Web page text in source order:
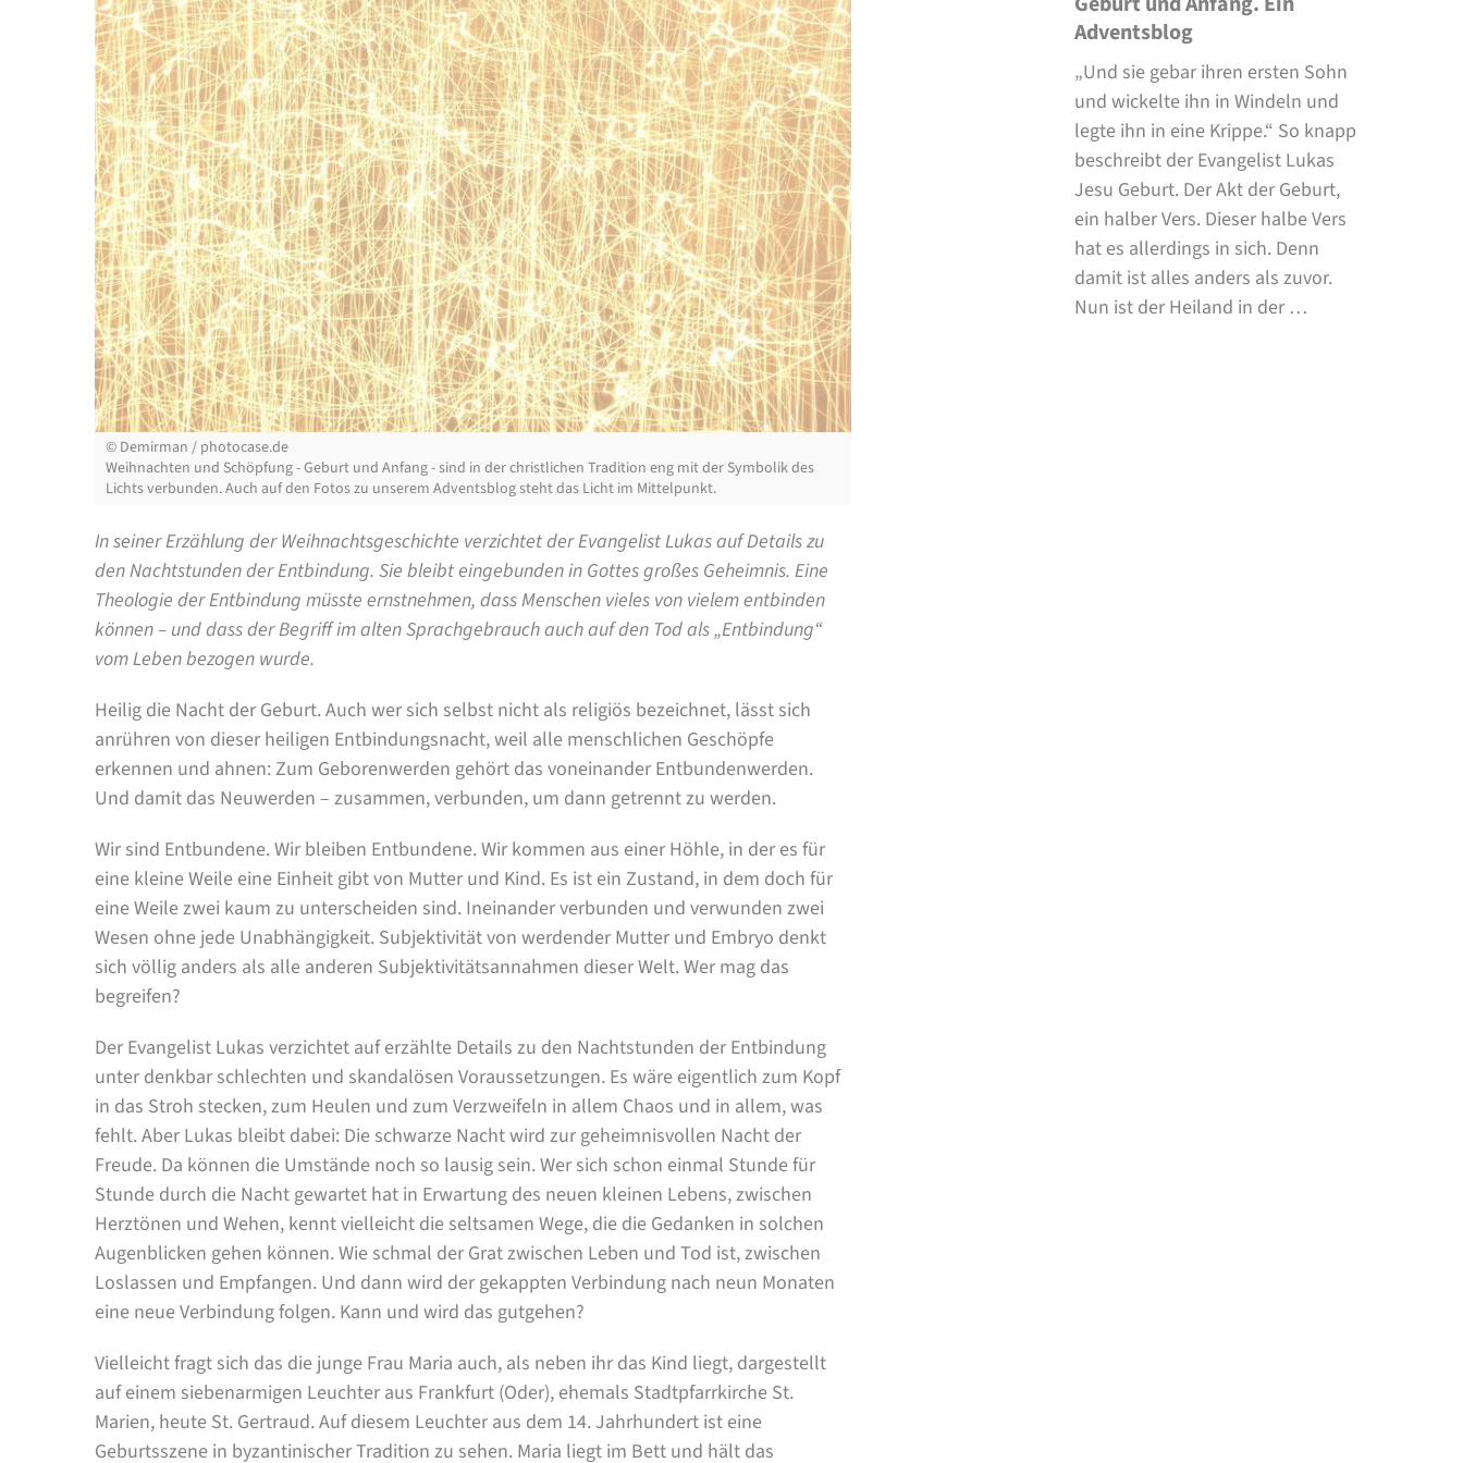
© Demirman / photocase.de
Weihnachten und Schöpfung - Geburt und Anfang - sind in der christlichen Tradition eng mit der Symbolik des
Lichts verbunden. Auch auf den Fotos zu unserem Adventsblog steht das Licht im Mittelpunkt.
In seiner Erzählung der Weihnachtsgeschichte verzichtet der Evangelist Lukas auf Details zu
den Nachtstunden der Entbindung. Sie bleibt eingebunden in Gottes großes Geheimnis. Eine
Theologie der Entbindung müsste ernstnehmen, dass Menschen vieles von vielem entbinden
können – und dass der Begriff im alten Sprachgebrauch auch auf den Tod als „Entbindung“
vom Leben bezogen wurde.
Heilig die Nacht der Geburt. Auch wer sich selbst nicht als religiös bezeichnet, lässt sich
anrühren von dieser heiligen Entbindungsnacht, weil alle menschlichen Geschöpfe
erkennen und ahnen: Zum Geborenwerden gehört das voneinander Entbundenwerden.
Und damit das Neuwerden – zusammen, verbunden, um dann getrennt zu werden.
Wir sind Entbundene. Wir bleiben Entbundene. Wir kommen aus einer Höhle, in der es für
eine kleine Weile eine Einheit gibt von Mutter und Kind. Es ist ein Zustand, in dem doch für
eine Weile zwei kaum zu unterscheiden sind. Ineinander verbunden und verwunden zwei
Wesen ohne jede Unabhängigkeit. Subjektivität von werdender Mutter und Embryo denkt
sich völlig anders als alle anderen Subjektivitätsannahmen dieser Welt. Wer mag das
begreifen?
Der Evangelist Lukas verzichtet auf erzählte Details zu den Nachtstunden der Entbindung
unter denkbar schlechten und skandalösen Voraussetzungen. Es wäre eigentlich zum Kopf
in das Stroh stecken, zum Heulen und zum Verzweifeln in allem Chaos und in allem, was
fehlt. Aber Lukas bleibt dabei: Die schwarze Nacht wird zur geheimnisvollen Nacht der
Freude. Da können die Umstände noch so lausig sein. Wer sich schon einmal Stunde für
Stunde durch die Nacht gewartet hat in Erwartung des neuen kleinen Lebens, zwischen
Herztönen und Wehen, kennt vielleicht die seltsamen Wege, die die Gedanken in solchen
Augenblicken gehen können. Wie schmal der Grat zwischen Leben und Tod ist, zwischen
Loslassen und Empfangen. Und dann wird der gekappten Verbindung nach neun Monaten
eine neue Verbindung folgen. Kann und wird das gutgehen?
Vielleicht fragt sich das die junge Frau Maria auch, als neben ihr das Kind liegt, dargestellt
auf einem siebenarmigen Leuchter aus Frankfurt (Oder), ehemals Stadtpfarrkirche St.
Marien, heute St. Gertraud. Auf diesem Leuchter aus dem 14. Jahrhundert ist eine
Geburtsszene in byzantinischer Tradition zu sehen. Maria liegt im Bett und hält das
Adventsblog
„Und sie gebar ihren ersten Sohn
und wickelte ihn in Windeln und
legte ihn in eine Krippe.“ So knapp
beschreibt der Evangelist Lukas
Jesu Geburt. Der Akt der Geburt,
ein halber Vers. Dieser halbe Vers
hat es allerdings in sich. Denn
damit ist alles anders als zuvor.
Nun ist der Heiland in der …